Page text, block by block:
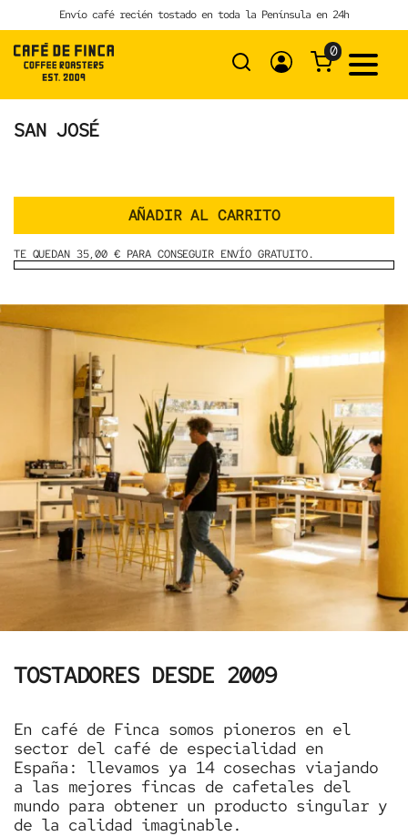
to
content
Envío café recién tostado en toda la Península en 24h
0
SAN JOSÉ
AÑADIR AL CARRITO
TE QUEDAN 35,00 € PARA CONSEGUIR ENVÍO GRATUITO.
TOSTADORES DESDE 2009
En café de Finca somos pioneros en el
sector del café de especialidad en
España: llevamos ya 14 cosechas viajando
a las mejores fincas de cafetales del
mundo para obtener un producto singular y
de la calidad imaginable.